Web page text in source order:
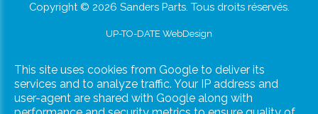
Copyright © 2026 Sanders Parts. Tous droits réservés.
UP-TO-DATE WebDesign
This site uses cookies from Google to deliver its
services and to analyze traffic. Your IP address and
user-agent are shared with Google along with